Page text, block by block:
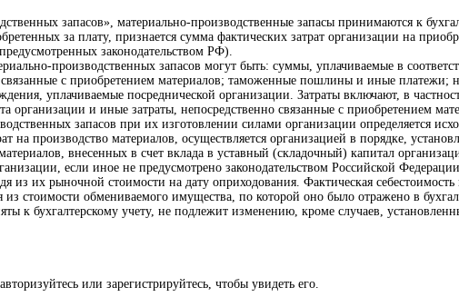
запасов», материально-производственные запасы принимаются к
за плату, признается сумма фактических затрат организации на
законодательством РФ).
производственных запасов могут быть: суммы, уплачиваемые в
с приобретением материалов; таможенные пошлины и иные платежи;
уплачиваемые посреднической организации. Затраты включают, в
организации и иные затраты, непосредственно связанные с приобретением
запасов при их изготовлении силами организации определяется
на производство материалов, осуществляется организацией в порядке,
внесенных в счет вклада в уставный (складочный) капитал
если иное не предусмотрено законодательством Российской
из их рыночной стоимости на дату оприходования. Фактическая
из стоимости обмениваемого имущества, по которой оно было отражено в
к бухгалтерскому учету, не подлежит изменению, кроме случаев,
или зарегистрируйтесь, чтобы увидеть его.